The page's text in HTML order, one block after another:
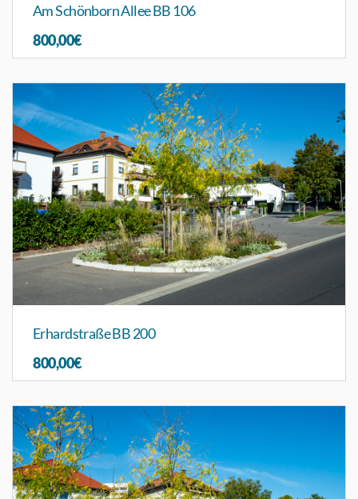
Am Schönborn Allee BB 106
800,00€
Erhardstraße BB 200
800,00€